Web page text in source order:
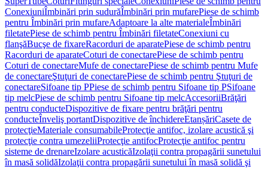
ConexiuniÎmbinări prin sudurăÎmbinări prin mufarePiese de schimb
pentru Îmbinări prin mufareAdaptoare la alte materialeÎmbinări
filetatePiese de schimb pentru Îmbinări filetateConexiuni cu
flanşăBucşe de fixareRacorduri de aparatePiese de schimb pentru
Racorduri de aparateCoturi de conectarePiese de schimb pentru
Coturi de conectareMufe de conectarePiese de schimb pentru Mufe
de conectareŞtuţuri de conectarePiese de schimb pentru Ştuţuri de
conectareSifoane tip PPiese de schimb pentru Sifoane tip PSifoane
tip melcPiese de schimb pentru Sifoane tip melcAccesoriiBrăţări
pentru conducteDispozitive de fixare pentru brăţări pentru
conducteÎnveliş portantDispozitive de închidereEtanșăriCasete de
protecţieMateriale consumabileProtecţie antifoc, izolare acustică şi
protecţie contra umezeliiProtecţie antifocProtecţie antifoc pentru
sisteme de drenareIzolare acusticăIzolaţii contra propagării sunetului
în masă solidăIzolaţii contra propagării sunetului în masă solidă şi